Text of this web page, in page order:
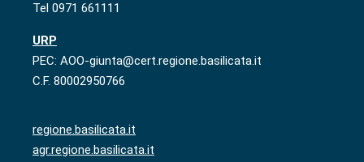
Tel 0971 661111
URP
PEC: AOO-giunta@cert.regione.basilicata.it
C.F. 80002950766
regione.basilicata.it
agr.regione.basilicata.it